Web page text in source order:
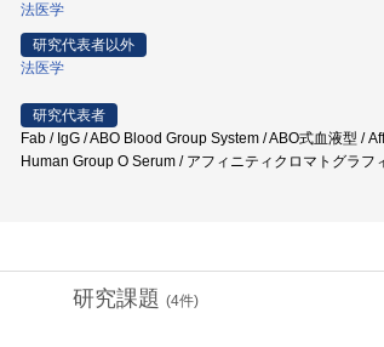
法医学
研究代表者以外
法医学
研究代表者
Fab / IgG / ABO Blood Group System / ABO式血液型 /
Human Group O Serum / アフィニティクロマトグラフ
研究課題 (4件)